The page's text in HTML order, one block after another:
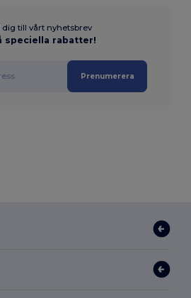
dig till vårt nyhetsbrev
speciella rabatter!
Prenumerera